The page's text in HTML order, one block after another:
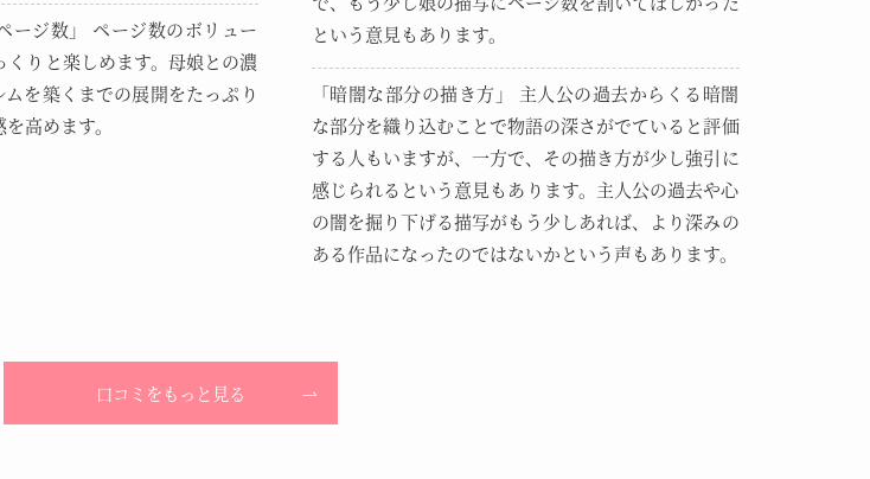
ージ数」 ページ数のボリュー
くりと楽しめます。母娘との濃
を築くまでの展開をたっぷり
高めます。
という意見もあります。
「暗闇な部分の描き方」 主人公の過去からくる暗闇
な部分を織り込むことで物語の深さがでていると評価
する人もいますが、一方で、その描き方が少し強引に
感じられるという意見もあります。主人公の過去や心
の闇を掘り下げる描写がもう少しあれば、より深みの
ある作品になったのではないかという声もあります。
口コミをもっと見る